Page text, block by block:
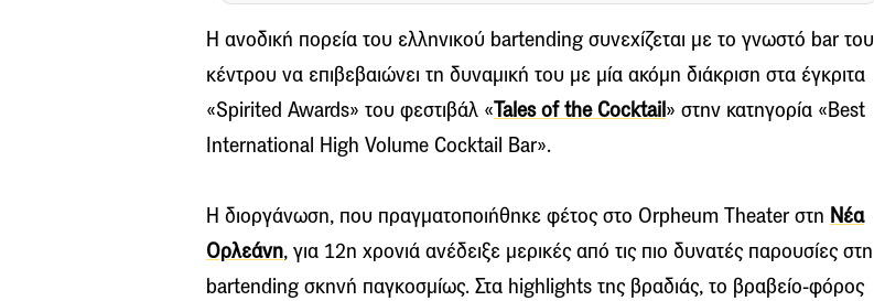
Η ανοδική πορεία του ελληνικού bartending συνεχίζεται με το γνωστό bar του
κέντρου να επιβεβαιώνει τη δυναμική του με μία ακόμη διάκριση στα έγκριτα
«Spirited Awards» του φεστιβάλ «Tales of the Cocktail» στην κατηγορία «Best
International High Volume Cocktail Bar».
Η διοργάνωση, που πραγματοποιήθηκε φέτος στο Orpheum Theater στη Νέα
Ορλεάνη, για 12η χρονιά ανέδειξε μερικές από τις πιο δυνατές παρουσίες στη
bartending σκηνή παγκοσμίως. Στα highlights της βραδιάς, το βραβείο-φόρος